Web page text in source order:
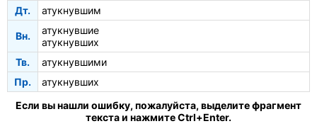
Дт.
атукнувшим
Вн.
атукнувшие
атукнувших
Тв.
атукнувшими
Пр.
атукнувших
Если вы нашли ошибку, пожалуйста, выделите фрагмент
текста и нажмите Ctrl+Enter.